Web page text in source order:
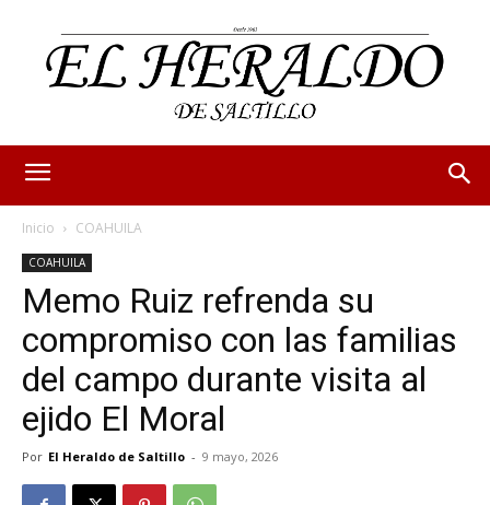
Inicio COAHUILA
COAHUILA
Memo Ruiz refrenda su
compromiso con las familias
del campo durante visita al
ejido El Moral
Por El Heraldo de Saltillo - 9 mayo, 2026